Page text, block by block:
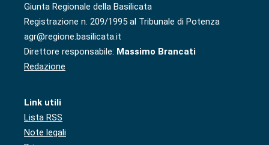
Giunta Regionale della Basilicata
Registrazione n. 209/1995 al Tribunale di Potenza
agr@regione.basilicata.it
Direttore responsabile: Massimo Brancati
Redazione
Link utili
Lista RSS
Note legali